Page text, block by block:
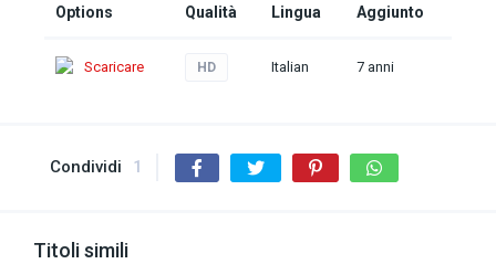
Options Qualità Lingua Aggiunto
Scaricare HD Italian 7 anni
Condividi 1
Titoli simili